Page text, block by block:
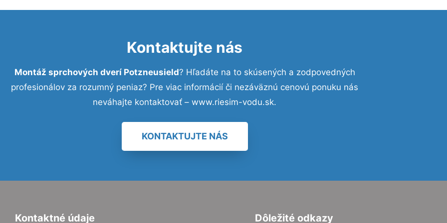
Kontaktujte nás
Montáž sprchových dverí Potzneusield? Hľadáte na to skúsených a zodpovedných
profesionálov za rozumný peniaz? Pre viac informácií či nezáväznú cenovú ponuku nás
neváhajte kontaktovať – www.riesim-vodu.sk.
KONTAKTUJTE NÁS
Kontaktné údaje Dôležité odkazy